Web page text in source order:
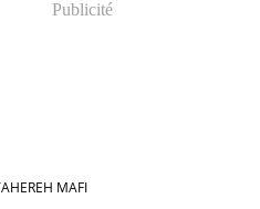
Publicité
MAFI